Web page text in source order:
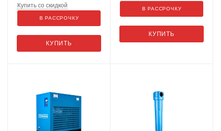
КУПИТЬ
Купить со скидкой
В РАССРОЧКУ
КУПИТЬ
В РАССРОЧКУ